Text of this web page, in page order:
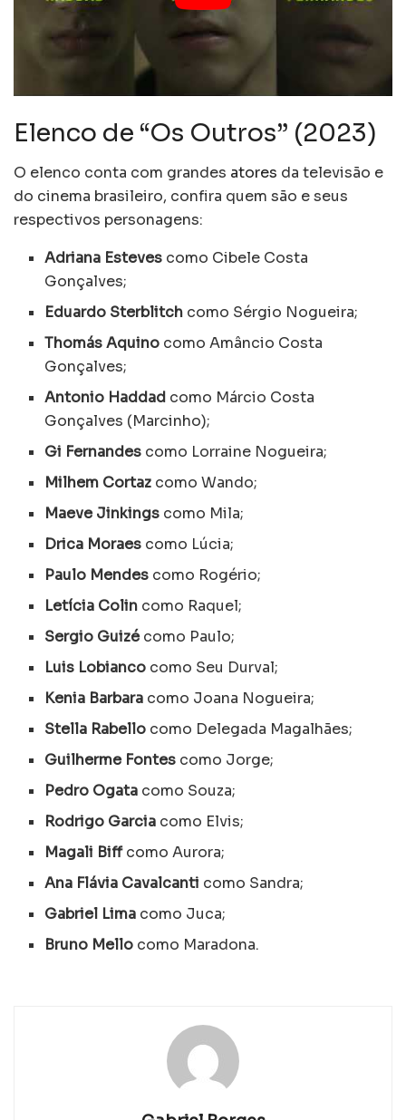
Elenco de “Os Outros” (2023)
O elenco conta com grandes atores da televisão e
do cinema brasileiro, confira quem são e seus
respectivos personagens:
Adriana Esteves como Cibele Costa
Gonçalves;
Eduardo Sterblitch como Sérgio Nogueira;
Thomás Aquino como Amâncio Costa
Gonçalves;
Antonio Haddad como Márcio Costa
Gonçalves (Marcinho);
Gi Fernandes como Lorraine Nogueira;
Milhem Cortaz como Wando;
Maeve Jinkings como Mila;
Drica Moraes como Lúcia;
Paulo Mendes como Rogério;
Letícia Colin como Raquel;
Sergio Guizécomo Paulo;
Luis Lobianco como Seu Durval;
Kenia Barbara como Joana Nogueira;
Stella Rabello como Delegada Magalhães;
Guilherme Fontes como Jorge;
Pedro Ogata como Souza;
Rodrigo Garcia como Elvis;
Magali Biffcomo Aurora;
Ana Flávia Cavalcanti como Sandra;
Gabriel Lima como Juca;
Bruno Mello como Maradona.